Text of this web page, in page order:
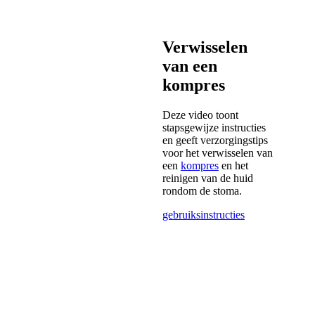
Verwisselen
van een
kompres
Deze video toont
stapsgewijze instructies
en geeft verzorgingstips
voor het verwisselen van
een kompresen het
reinigen van de huid
rondom de stoma.
gebruiksinstructies